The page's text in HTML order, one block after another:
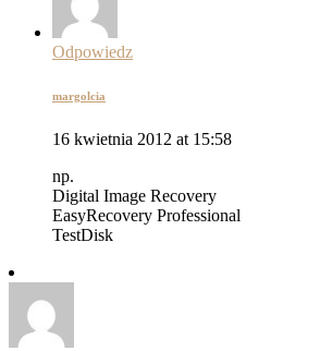
Odpowiedz
margolcia
16 kwietnia 2012 at 15:58
np.
Digital Image Recovery
EasyRecovery Professional
TestDisk